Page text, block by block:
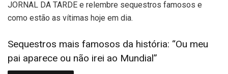
JORNAL DA TARDE e relembre sequestros famosos e
como estão as vítimas hoje em dia.
Sequestros mais famosos da história: “Ou meu
pai aparece ou não irei ao Mundial”